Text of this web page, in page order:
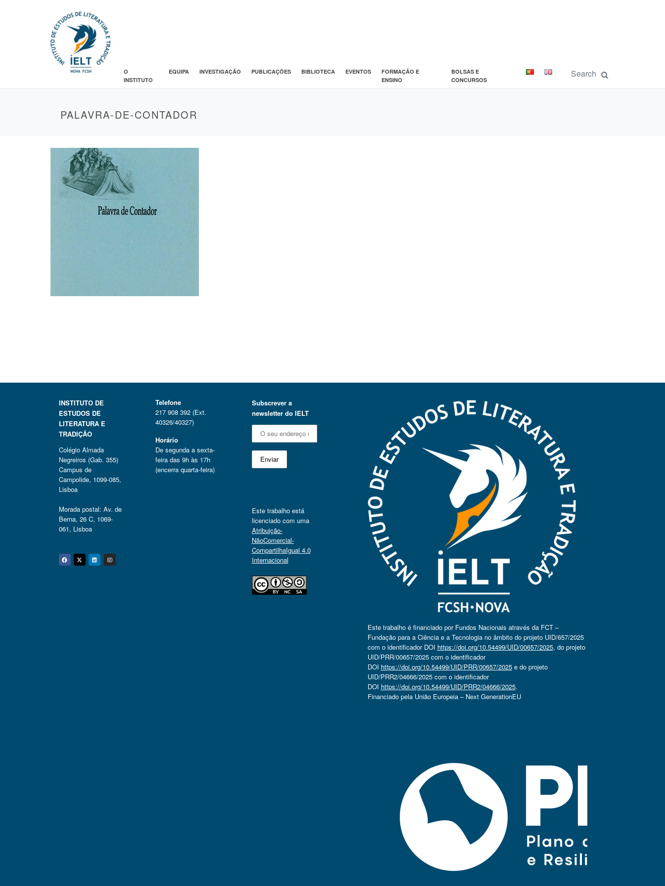
O
INSTITUTO
EQUIPA INVESTIGAÇÃO PUBLICAÇÕES BIBLIOTECA EVENTOS
FORMAÇÃO E
ENSINO
BOLSAS E
CONCURSOS
PALAVRA-DE-CONTADOR
INSTITUTO DE
ESTUDOS DE
LITERATURA E
TRADIÇÃO
Colégio Almada
Negreiros (Gab. 355)
Campus de
Campolide, 1099-085,
Lisboa
Morada postal: Av. de
Berna, 26 C, 1069-
061, Lisboa
Facebook
Twitter
Linkedin
Instagram
Telefone
217 908 392 (Ext.
40326/40327)
Horário
De segunda a sexta-
feira das 9h às 17h
(encerra quarta-feira)
Subscrever a
newsletter do IELT
Este trabalho está
licenciado com uma
Atribuição-
NãoComercial-
CompartilhaIgual 4.0
Internacional
Este trabalho é financiado por Fundos Nacionais através da FCT –
Fundação para a Ciência e a Tecnologia no âmbito do projeto UID/657/2025
com o identificador DOI https://doi.org/10.54499/UID/00657/2025, do projeto
UID/PRR/00657/2025 com o identificador
DOI https://doi.org/10.54499/UID/PRR/00657/2025e do projeto
UID/PRR2/04666/2025 com o identificador
DOI https://doi.org/10.54499/UID/PRR2/04666/2025.
Financiado pela União Europeia – Next GenerationEU